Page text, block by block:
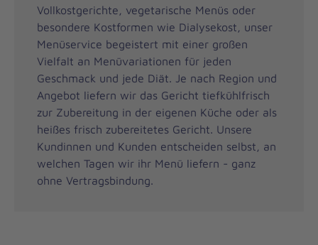
Vollkostgerichte, vegetarische Menüs oder
besondere Kostformen wie Dialysekost, unser
Menüservice begeistert mit einer großen
Vielfalt an Menüvariationen für jeden
Geschmack und jede Diät. Je nach Region und
Angebot liefern wir das Gericht tiefkühlfrisch
zur Zubereitung in der eigenen Küche oder als
heißes frisch zubereitetes Gericht. Unsere
Kundinnen und Kunden entscheiden selbst, an
welchen Tagen wir ihr Menü liefern - ganz
ohne Vertragsbindung.